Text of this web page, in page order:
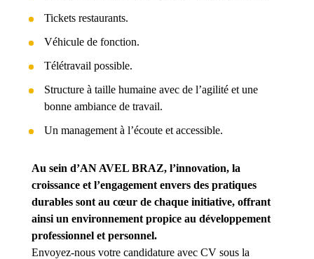
Tickets restaurants.
Véhicule de fonction.
Télétravail possible.
Structure à taille humaine avec de l’agilité et une
bonne ambiance de travail.
Un management à l’écoute et accessible.
Au sein d’AN AVEL BRAZ, l’innovation, la
croissance et l’engagement envers des pratiques
durables sont au cœur de chaque initiative, offrant
ainsi un environnement propice au développement
professionnel et personnel.
Envoyez-nous votre candidature avec CV sous la